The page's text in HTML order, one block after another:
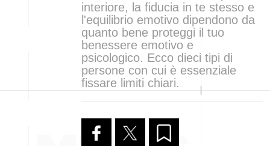
interiore, la fiducia in te stesso e
l'equilibrio emotivo dipendono da
quanto bene proteggi il tuo
benessere emotivo e
psicologico. Ecco dieci tipi di
persone con cui è essenziale
fissare limiti chiari.